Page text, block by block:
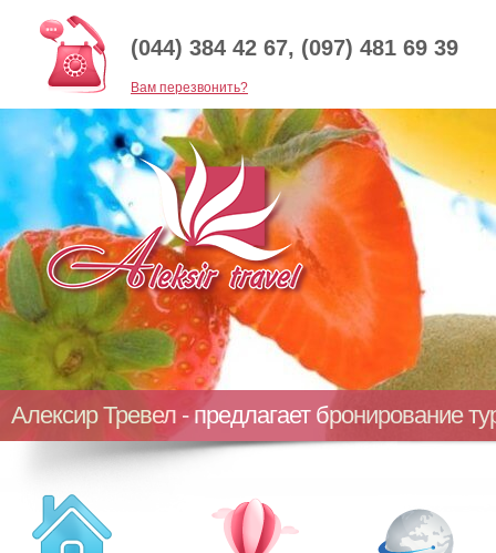
(044) 384 42 67, (097) 481 69 39
Baм перезвонить?
Алексир Тревел - предлагает бронирование